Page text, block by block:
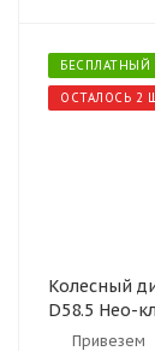
БЕСПЛАТНЫЙ
ОСТАЛОСЬ 2
Колесный
D58.5 Нео-
Привезем